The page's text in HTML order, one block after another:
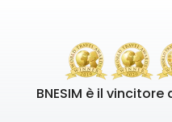
BNESIM è il